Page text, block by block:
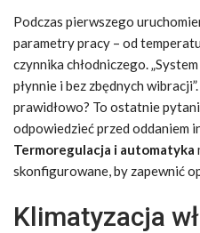
Podczas pierwszego
parametry pracy – od
czynnika chłodniczego.
płynnie i bez zbędnych
prawidłowo? To ostatnie
odpowiedzieć przed oddaniem
Termoregulacja i automatyka
skonfigurowane, by zapewnić
Klimatyzacja